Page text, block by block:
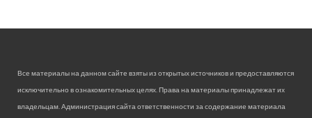
Все материалы на данном сайте взяты из открытых источников и предоставляются
исключительно в ознакомительных целях. Права на материалы принадлежат их
владельцам. Администрация сайта ответственности за содержание материала